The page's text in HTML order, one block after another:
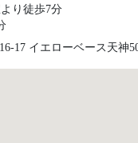
り徒歩7分
17 イエローベース天神